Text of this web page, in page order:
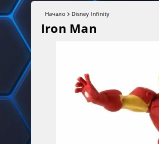
Начало Disney Infinity
Iron Man